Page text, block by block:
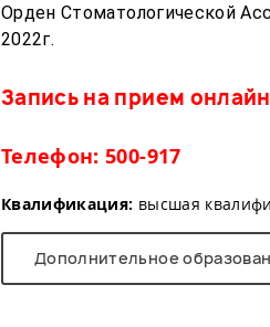
Орден Стоматологической
2022г.
Запись на прием онлайн
Телефон: 500-917
Квалификация: высшая
Дополнительное